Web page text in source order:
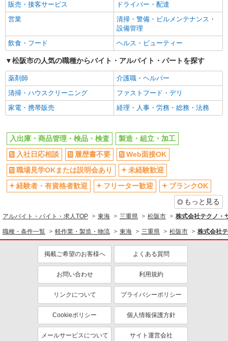
販売・接客サービス
ドライバー・配達
営業
清掃・警備・ビルメンテナンス・
設備管理
飲食・フード
ヘルス・ビューティー
松阪市の人気の職種からバイト・アルバイト・パートを探す
薬剤師
介護職・ヘルパー
清掃・ハウスクリーニング
ファストフード・デリ
家電・携帯販売
経理・人事・労務・総務・法務
入出庫・商品管理・検品・検査
製造・組立・加工
入社日応相談
履歴書不要
Web面接OK
職場見学OKまたは説明会あり
未経験歓迎
経験者・有資格者歓迎
フリーター歓迎
ブランクOK
もっと見る
アルバイト・バイト・求人TOP 東海 三重県 松阪市 株式会社テクノ・
職種・条件一覧 軽作業・製造・物流 東海 三重県 松阪市 株式会社
掲載ご希望のお客様へ よくある質問
お問い合わせ 利用規約
リンクについて プライバシーポリシー
Cookieポリシー 個人情報保護方針
メールサービスについて サイト運営会社